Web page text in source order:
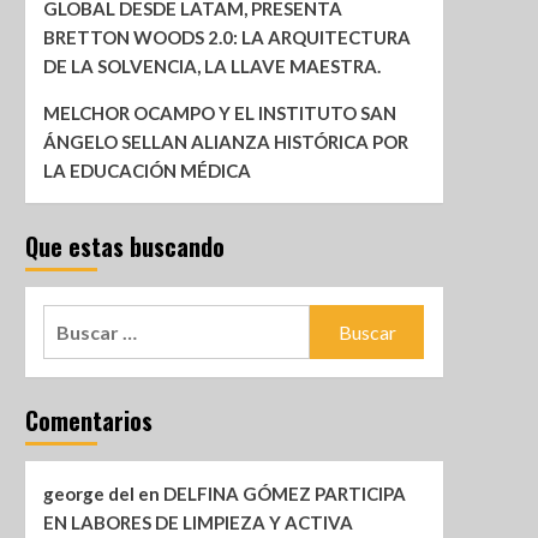
GLOBAL DESDE LATAM, PRESENTA
BRETTON WOODS 2.0: LA ARQUITECTURA
DE LA SOLVENCIA, LA LLAVE MAESTRA.
MELCHOR OCAMPO Y EL INSTITUTO SAN
ÁNGELO SELLAN ALIANZA HISTÓRICA POR
LA EDUCACIÓN MÉDICA
Que estas buscando
Comentarios
george del en DELFINA GÓMEZ PARTICIPA
EN LABORES DE LIMPIEZA Y ACTIVA